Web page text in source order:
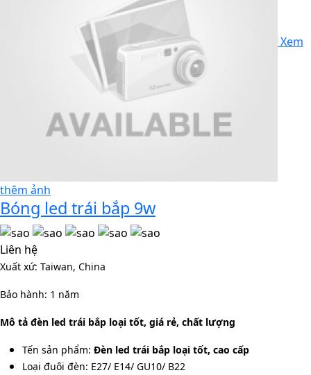
Xem
thêm ảnh
Bóng led trái bắp 9w
Liên hệ
Xuất xứ: Taiwan, China
Bảo hành: 1 năm
Mô tả đèn led trái bắp loại tốt, giá rẻ, chất lượng
Tến sản phẩm: Đèn led trái bắp loại tốt, cao cấp
Loại đuôi đèn: E27/ E14/ GU10/ B22